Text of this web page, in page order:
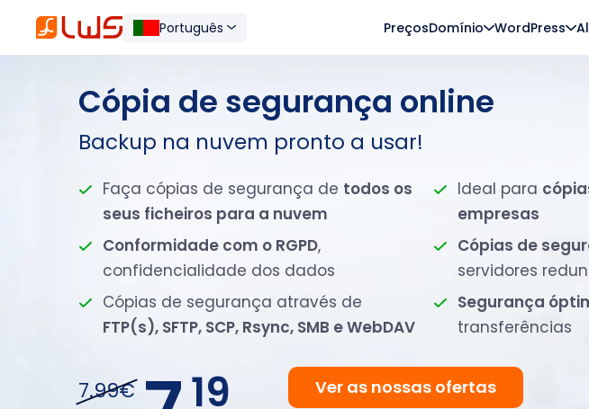
Português PreçosDomínio WordPress
Cópia de segurança online
Backup na nuvem pronto a usar!
Faça cópias de segurança de todos os
seus ficheiros para a nuvem
Ideal para
empresas
Conformidade com o RGPD,
confidencialidade dos dados
Cópias de
servidores
Cópias de segurança através de
FTP(s), SFTP, SCP, Rsync, SMB e WebDAV
Segurança
transferências
7.99€ 19 Ver as nossas ofertas